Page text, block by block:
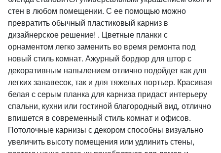
стен в любом помещении. С ее помощью можно
превратить обычный пластиковый карниз в
дизайнерское решение! . Цветные планки с
орнаментом легко заменить во время ремонта под
новый стиль комнат. Ажурный бордюр для штор с
декоративным напылением отлично подойдет как для
легких занавесок, так и для тяжелых портьер. Красивая
белая с серым планка для карниза придаст интерьеру
спальни, кухни или гостиной благородный вид, отлично
впишется в современный стиль комнат и офисов.
Потолочные карнизы с декором способны визуально
увеличить высоту помещения или удлинить стены,